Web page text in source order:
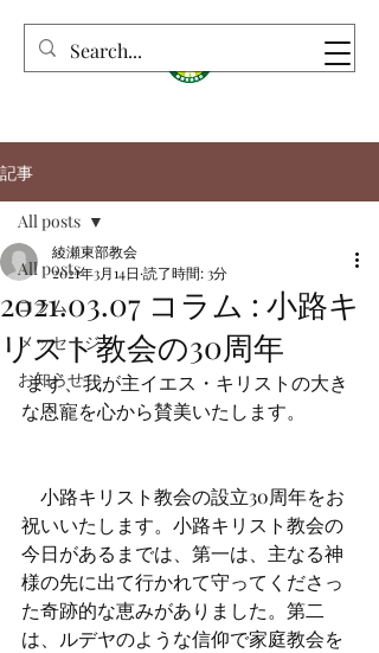
記事
All posts
コラム
メッセージ
お知らせ
All posts
2021.03.07 コラム : 小路キ
リスト教会の30周年
綾瀬東部教会
2021年3月14日 読了時間: 3分
まず、我が主イエス・キリストの大き
な恩寵を心から賛美いたします。
小路キリスト教会の設立30周年をお
祝いいたします。小路キリスト教会の
今日があるまでは、第一は、主なる神
様の先に出て行かれて守ってくださっ
た奇跡的な恵みがありました。第二
は、ルデヤのような信仰で家庭教会を